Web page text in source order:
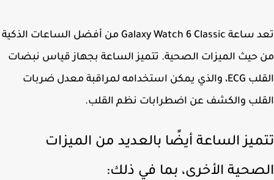
تعد ساعة Galaxy Watch 6 Classic من أفضل الساعات الذكية
حيث الميزات الصحية. تتميز الساعة بجهاز قياس نبضات
القلب ECG، والذي يمكن استخدامه لمراقبة معدل ضربات
والكشف عن اضطرابات نظم القلب.
الساعة أيضًا بالعديد من الميزات
الأخرى، بما في ذلك: